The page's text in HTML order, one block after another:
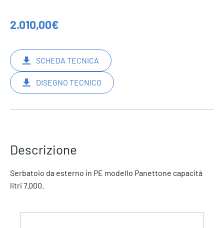
2.010,00€
SCHEDA TECNICA
DISEGNO TECNICO
Descrizione
Serbatoio da esterno in PE modello Panettone capacità
litri 7.000.